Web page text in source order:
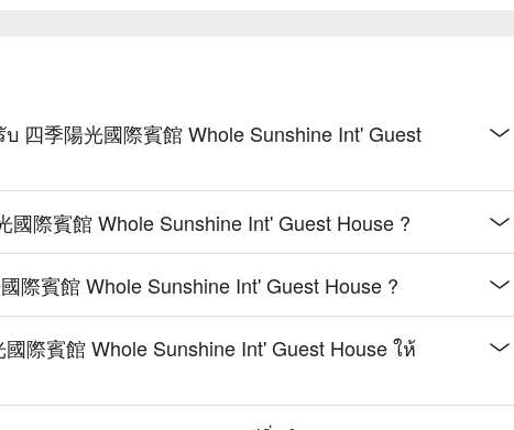
四季陽光國際賓館 Whole Sunshine Int' Guest
國際賓館 Whole Sunshine Int' Guest House ?
際賓館 Whole Sunshine Int' Guest House ?
際賓館 Whole Sunshine Int' Guest House ให้